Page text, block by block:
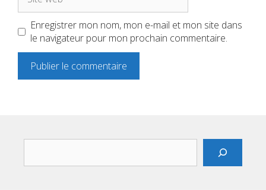
web
Enregistrer mon nom, mon e-mail et mon site dans
le navigateur pour mon prochain commentaire.